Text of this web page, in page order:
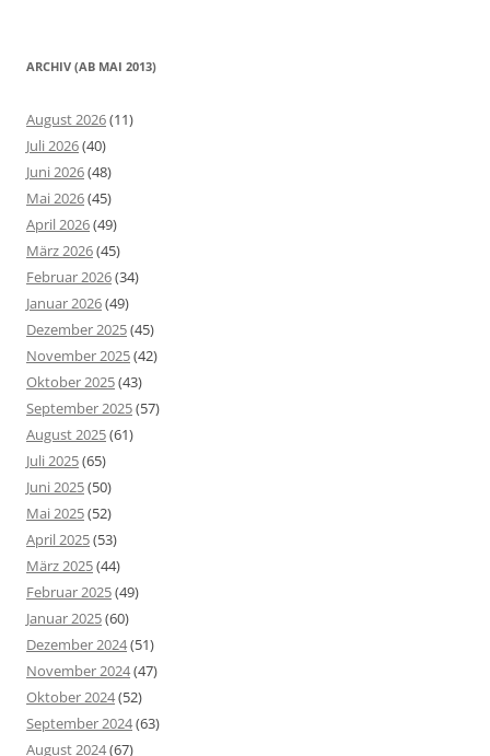
ARCHIV (AB MAI 2013)
August 2026(11)
Juli 2026(40)
Juni 2026(48)
Mai 2026(45)
April 2026(49)
März 2026(45)
Februar 2026(34)
Januar 2026(49)
Dezember 2025(45)
November 2025(42)
Oktober 2025(43)
September 2025(57)
August 2025(61)
Juli 2025(65)
Juni 2025(50)
Mai 2025(52)
April 2025(53)
März 2025(44)
Februar 2025(49)
Januar 2025(60)
Dezember 2024(51)
November 2024(47)
Oktober 2024(52)
September 2024(63)
August 2024(67)